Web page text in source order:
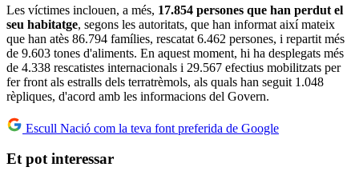
Les víctimes inclouen, a més, 17.854 persones que han perdut el
seu habitatge, segons les autoritats, que han informat així mateix
que han atès 86.794 famílies, rescatat 6.462 persones, i repartit més
de 9.603 tones d'aliments. En aquest moment, hi ha desplegats més
de 4.338 rescatistes internacionals i 29.567 efectius mobilitzats per
fer front als estralls dels terratrèmols, als quals han seguit 1.048
rèpliques, d'acord amb les informacions del Govern.
Escull Nació com la teva font preferida de Google
Et pot interessar